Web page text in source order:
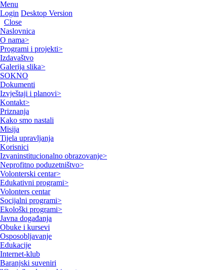
Menu
Login Desktop Version
Close
Naslovnica
O nama>
Programi i projekti>
Izdavaštvo
Galerija slika>
SOKNO
Dokumenti
Izvještaji i planovi>
Kontakt>
Priznanja
Kako smo nastali
Misija
Tijela upravljanja
Korisnici
Izvaninstitucionalno obrazovanje>
Neprofitno poduzetništvo>
Volonterski centar>
Edukativni programi>
Volonters centar
Socijalni programi>
Ekološki programi>
Javna događanja
Obuke i kursevi
Osposobljavanje
Edukacije
Internet-klub
Baranjski suveniri